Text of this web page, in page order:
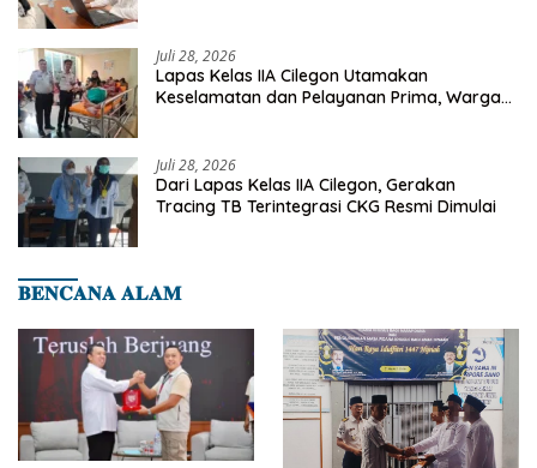
Juli 28, 2026
Lapas Kelas IIA Cilegon Utamakan
Keselamatan dan Pelayanan Prima, Warga
Juli 28, 2026
Dari Lapas Kelas IIA Cilegon, Gerakan
Tracing TB Terintegrasi CKG Resmi Dimulai
𝐁𝐄𝐍𝐂𝐀𝐍𝐀 𝐀𝐋𝐀𝐌